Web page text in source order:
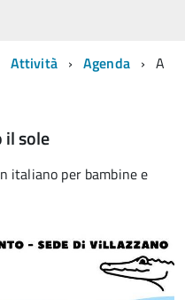
Attività Agenda A
il sole
italiano per bambine e